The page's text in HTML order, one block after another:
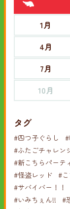
1月
4月
7月
10月
タグ
#四つ子ぐらし
#ふたごチャレン
#新こちらパーテ
#怪盗レッド #
#サバイバー！！
#いみちぇん!!
#